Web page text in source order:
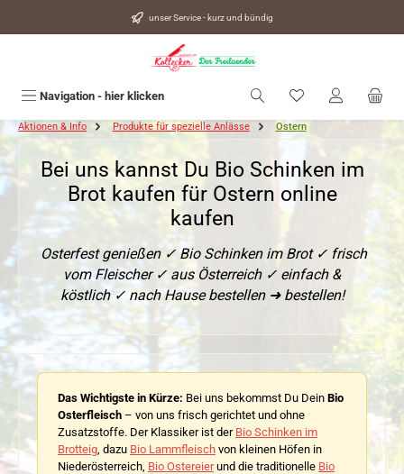
unser Service - kurz und bündig
Navigation - hier klicken Du hast 0
Aktionen & Info Produkte für spezielle Anlässe Ostern
Bei uns kannst Du Bio Schinken im
Brot kaufen für Ostern online
kaufen
Osterfest genießen ✓ Bio Schinken im Brot ✓ frisch
vom Fleischer ✓ aus Österreich ✓ einfach &
köstlich ✓ nach Hause bestellen ➜ bestellen!
Das Wichtigste in Kürze: Bei uns bekommst Du Dein Bio
Osterfleisch – von uns frisch gerichtet und ohne
Zusatzstoffe. Der Klassiker ist der Bio Schinken im
Brotteig , dazu Bio Lammfleisch von kleinen Höfen in
Niederösterreich, Bio Ostereierund die traditionelle Bio